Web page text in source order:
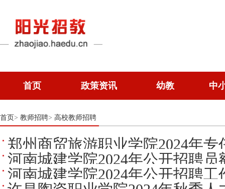
首页 政策资讯 幼教 中
首页> 教师招聘> 高校教师招聘
郑州商贸旅游职业学院2024年
次人才招聘公告
河南城建学院2024年公开招聘
河南城建学院2024年公开招聘工